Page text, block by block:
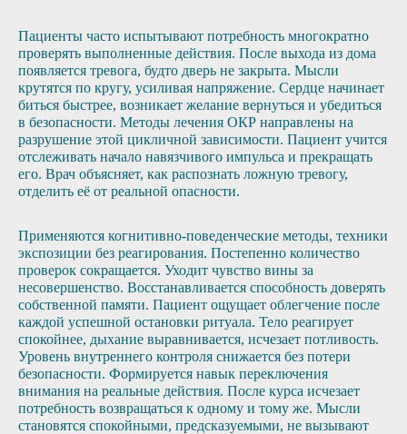
Пациенты часто испытывают потребность многократно
проверять выполненные действия. После выхода из дома
появляется тревога, будто дверь не закрыта. Мысли
крутятся по кругу, усиливая напряжение. Сердце начинает
биться быстрее, возникает желание вернуться и убедиться
в безопасности. Методы лечения ОКР направлены на
разрушение этой цикличной зависимости. Пациент учится
отслеживать начало навязчивого импульса и прекращать
его. Врач объясняет, как распознать ложную тревогу,
отделить её от реальной опасности.
Применяются когнитивно-поведенческие методы, техники
экспозиции без реагирования. Постепенно количество
проверок сокращается. Уходит чувство вины за
несовершенство. Восстанавливается способность доверять
собственной памяти. Пациент ощущает облегчение после
каждой успешной остановки ритуала. Тело реагирует
спокойнее, дыхание выравнивается, исчезает потливость.
Уровень внутреннего контроля снижается без потери
безопасности. Формируется навык переключения
внимания на реальные действия. После курса исчезает
потребность возвращаться к одному и тому же. Мысли
становятся спокойными, предсказуемыми, не вызывают